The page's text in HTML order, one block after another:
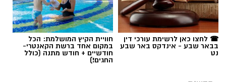
פרסום ראשון: בני 13 ו-14 חשודים
במעשי סדום קשים וצילום ההתעללות
בנערים בפארק בב''ש
מערכת "באר שבע נט" חושפת פרטים מחרידים
מאירוע שהתרחש בסוף השבוע האחרון: שני